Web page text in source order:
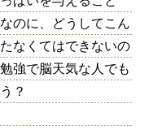
のに、どうしてこん
なくてはできないの
強で脳天気な人でも
？